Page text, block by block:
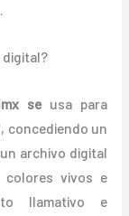
digital?
seusa para
concediendo un
archivo digital
vivos e
llamativo e